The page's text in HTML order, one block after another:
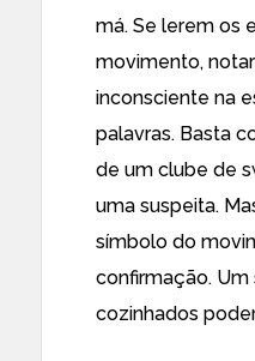
má. Se lerem os
movimento,
inconsciente na
palavras. Basta
de um clube de
uma suspeita.
símbolo do
confirmação.
cozinhados